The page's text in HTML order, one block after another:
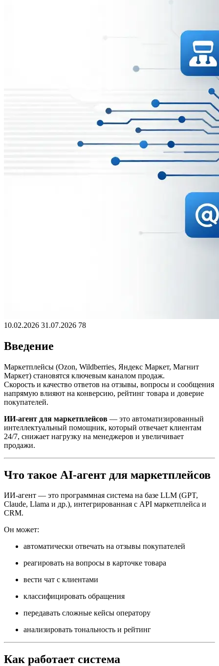
10.02.2026 31.07.2026 78
Введение
Маркетплейсы (Ozon, Wildberries, Яндекс Маркет, Магнит
Маркет) становятся ключевым каналом продаж.
Скорость и качество ответов на отзывы, вопросы и сообщения
напрямую влияют на конверсию, рейтинг товара и доверие
покупателей.
ИИ-агент для маркетплейсов — это автоматизированный
интеллектуальный помощник, который отвечает клиентам
24/7, снижает нагрузку на менеджеров и увеличивает
продажи.
Что такое AI-агент для маркетплейсов
ИИ-агент — это программная система на базе LLM (GPT,
Claude, Llama и др.), интегрированная с API маркетплейса и
CRM.
Он может:
автоматически отвечать на отзывы покупателей
реагировать на вопросы в карточке товара
вести чат с клиентами
классифицировать обращения
передавать сложные кейсы оператору
анализировать тональность и рейтинг
Как работает система